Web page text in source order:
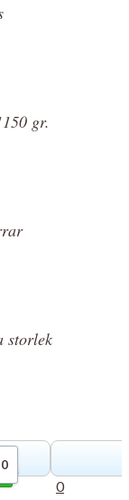
gr.
storlek
0
Gilla
0